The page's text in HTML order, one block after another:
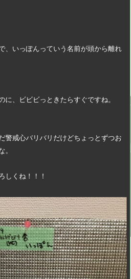
、いっぽんっていう名前が頭から離れ
に、ビビビっときたらすぐですね。
警戒心バリバリだけどちょっとずつお
。
しくね！！！